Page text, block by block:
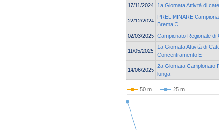
17/11/2024
1a Giornata Attività di
22/12/2024
PRELIMINARE
Brema C
02/03/2025 Campionato Regionale di
11/05/2025
1a Giornata Attività di
Concentramento E
14/06/2025
2a Giornata Campionato
lunga
50 m 25 m